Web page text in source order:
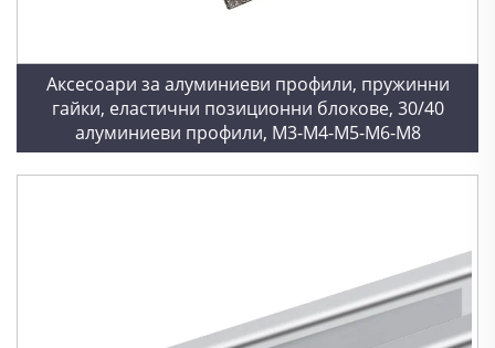
Аксесоари за алуминиеви профили, пружинни
гайки, еластични позиционни блокове, 30/40
алуминиеви профили, M3-M4-M5-M6-M8